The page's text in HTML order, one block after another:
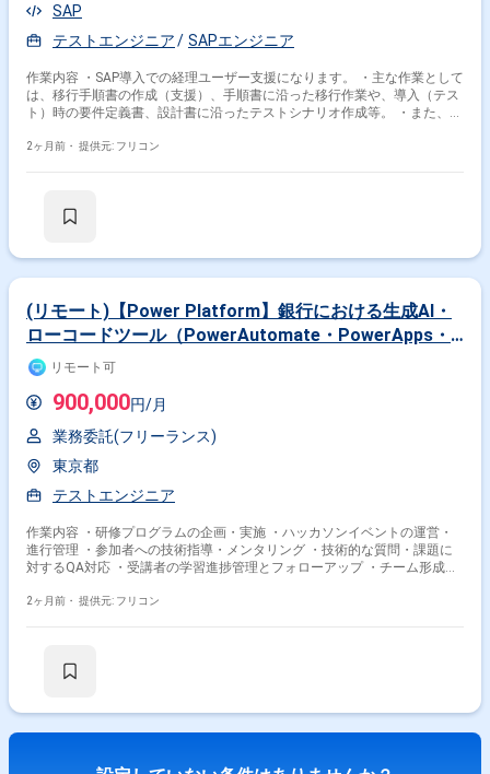
SAP
テストエンジニア
SAPエンジニア
作業内容 ・SAP導入での経理ユーザー支援になります。 ・主な作業として
は、移行手順書の作成（支援）、手順書に沿った移行作業や、導入（テス
ト）時の要件定義書、設計書に沿ったテストシナリオ作成等。 ・また、説
行っていただくことを想定。
2ヶ月前・ 提供元: フリコン
(リモート)【Power Platform】銀行における生成AI・
ローコードツール（PowerAutomate・PowerApps・
Copilot studio）利活用支援プロジェクト
リモート可
900,000円/月
業務委託(フリーランス)
東京都
テストエンジニア
作業内容 ・研修プログラムの企画・実施 ・ハッカソンイベントの運営・
進行管理 ・参加者への技術指導・メンタリング ・技術的な質問・課題に
対するQA対応 ・受講者の学習進捗管理とフォローアップ ・チーム形成支
2ヶ月前・ 提供元: フリコン